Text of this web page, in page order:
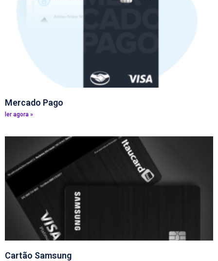
Mercado Pago
ler agora »
Cartão Samsung